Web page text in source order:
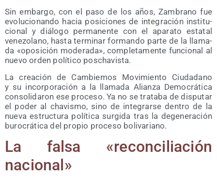
Sin embar­go, con el paso de los años, Zam­brano fue
evo­lu­cio­nan­do hacia posi­cio­nes de inte­gra­ción ins­ti­tu­
cio­nal y diá­lo­go per­ma­nen­te con el apa­ra­to esta­tal
vene­zo­lano, has­ta ter­mi­nar for­man­do par­te de la lla­ma­
da «opo­si­ción mode­ra­da», com­ple­ta­men­te fun­cio­nal al
nue­vo orden polí­ti­co poschavista.
La crea­ción de Cam­bie­mos Movi­mien­to Ciu­da­dano
y su incor­po­ra­ción a la lla­ma­da Alian­za Demo­crá­ti­ca
con­so­li­da­ron ese pro­ce­so. Ya no se tra­ta­ba de dispu­tar
el poder al cha­vis­mo, sino de inte­grar­se den­tro de la
nue­va estruc­tu­ra polí­ti­ca sur­gi­da tras la dege­ne­ra­ción
buro­crá­ti­ca del pro­pio pro­ce­so bolivariano.
La fal­sa «recon­ci­lia­ción
nacional»